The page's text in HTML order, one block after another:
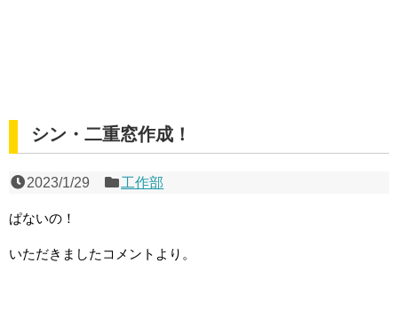
シン・二重窓作成！
2023/1/29 工作部
ぱないの！
いただきましたコメントより。